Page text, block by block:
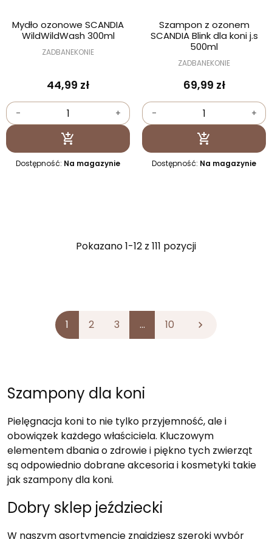
Mydło ozonowe SCANDIA
WildWildWash 300ml
ZADBANEKONIE
44,99 zł
- +
 Dodaj do koszyka
Dostępność: Na magazynie
Szampon z ozonem
SCANDIA Blink dla koni j.s
500ml
ZADBANEKONIE
69,99 zł
- +
 Dodaj do
Dostępność: Na magazynie
Pokazano 1-12 z 111 pozycji
1 2 3 … 10 
Szampony dla koni
Pielęgnacja koni to nie tylko przyjemność, ale i
obowiązek każdego właściciela. Kluczowym
elementem dbania o zdrowie i piękno tych zwierząt
są odpowiednio dobrane akcesoria i kosmetyki takie
jak szampony dla koni.
Dobry sklep jeździecki
W naszym asortymencie znajdziesz szeroki wybór